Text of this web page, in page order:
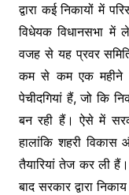
द्वारा कई निकायों में
विधेयक विधानसभा में
वजह से यह प्रवर
कम से कम एक महीने
पेचीदगियां हैं, जो कि
बन रही हैं। ऐसे में
हालांकि शहरी विकास
तैयारियां तेज कर ली
बाद सरकार द्वारा